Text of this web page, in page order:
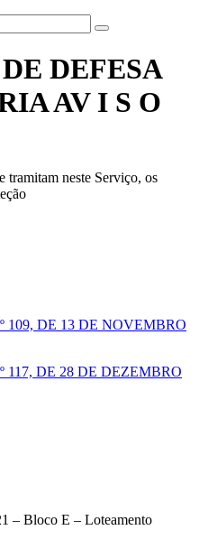
DEFESA
AV I S O
tramitam neste Serviço, os
109, DE 13 DE NOVEMBRO
DE 28 DE DEZEMBRO
– Bloco E – Loteamento